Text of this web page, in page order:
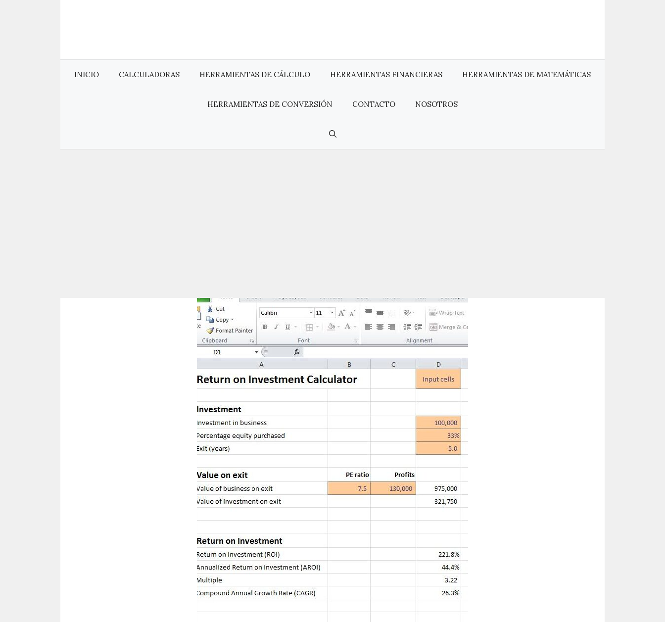
INICIO CALCULADORAS HERRAMIENTAS DE CÁLCULO HERRAMIENTAS FINANCIERAS HERRAMIENTAS DE MATEMÁTICAS
HERRAMIENTAS DE CONVERSIÓN CONTACTO NOSOTROS